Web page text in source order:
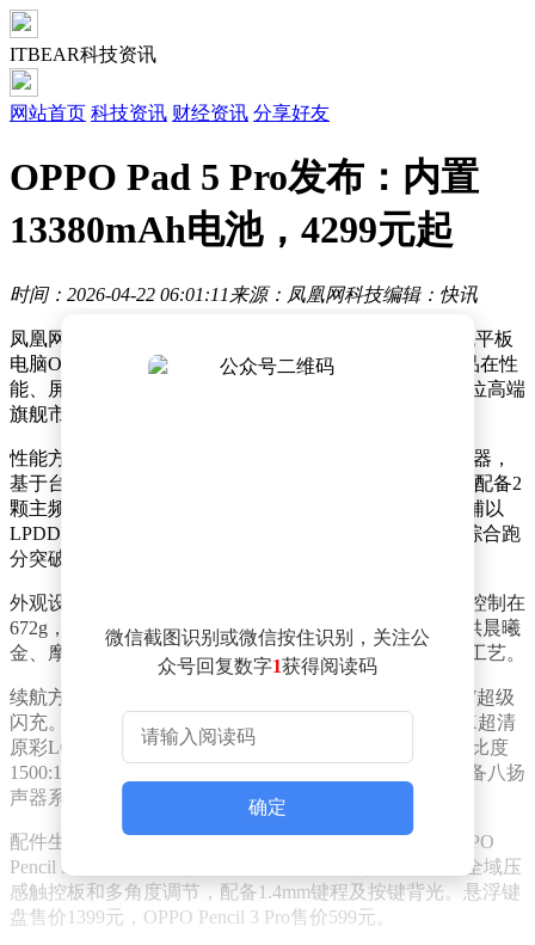
ITBEAR科技资讯
网站首页 科技资讯 财经资讯 分享好友
OPPO Pad 5 Pro发布：内置
13380mAh电池，4299元起
时间：2026-04-22 06:01:11 来源：凤凰网科技编辑：快讯
凤凰网科技讯 4月21日，OPPO正式推出旗下新一代旗舰平板
电脑OPPO Pad 5 Pro。作为Pad 4 Pro的继任者，这款产品在性
能、屏幕、便携性和生产力体验上实现了全面跃升，定位高端
旗舰市场，起售价4299元。
性能方面，OPPO Pad 5 Pro搭载第五代骁龙8至尊版处理器，
基于台积电3nm工艺打造，采用第二代自研Oryon架构，配备2
颗主频4.32GHz的超级内核和6颗3.53GHz的性能内核。辅以
LPDDR5X内存、UFS4.1闪存及天工散热系统，安兔兔综合跑
分突破447万分，为目前安卓平板最高水准。
外观设计上，OPPO Pad 5 Pro机身厚度仅5.94mm，重量控制在
672g，在13.2英寸大屏设备中实现了轻薄便携。新机提供晨曦
金、摩卡棕、莫奈紫三款配色，机身采用金属喷砂氧化工艺。
续航方面，该平板内置13380mAh大容量电池，支持67W超级
闪充。屏幕方面，OPPO Pad 5 Pro配备一块13.2英寸3.4K超清
原彩LCD屏，支持144Hz刷新率和1000nits峰值亮度，对比度
1500:1，并通过德国莱茵智能护眼5.0认证。音频方面配备八扬
声器系统，总音腔容积达9.68cc，支持全景空间音频。
配件生态方面，OPPO Pad 5 Pro配套推出悬浮键盘和OPPO
Pencil 3 Pro手写笔。悬浮键盘采用磁吸触点连接，支持全域压
感触控板和多角度调节，配备1.4mm键程及按键背光。悬浮键
盘售价1399元，OPPO Pencil 3 Pro售价599元。
微信截图识别或微信按住识别，关注公
众号回复数字1获得阅读码
确定